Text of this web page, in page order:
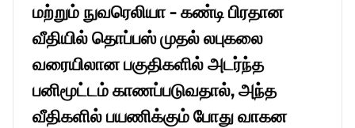
மற்றும் நுவரெலியா - கண்டி பிரதான
வீதியில் தொப்பஸ் முதல் லபுகலை
வரையிலான பகுதிகளில் அடர்ந்த
பனிமூட்டம் காணப்படுவதால், அந்த
வீதிகளில் பயணிக்கும் போது வாகன